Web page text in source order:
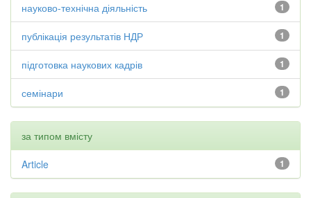
1
науково-технічна діяльність
1
публікація результатів НДР
1
підготовка наукових кадрів
1
семінари
за типом вмісту
1
Article